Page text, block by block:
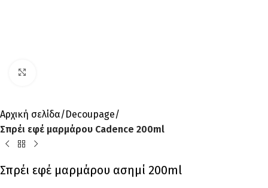
Αρχική σελίδα
Decoupage
Σπρέι εφέ μαρμάρου Cadence 200ml
Σπρέι εφέ μαρμάρου ασημί 200ml